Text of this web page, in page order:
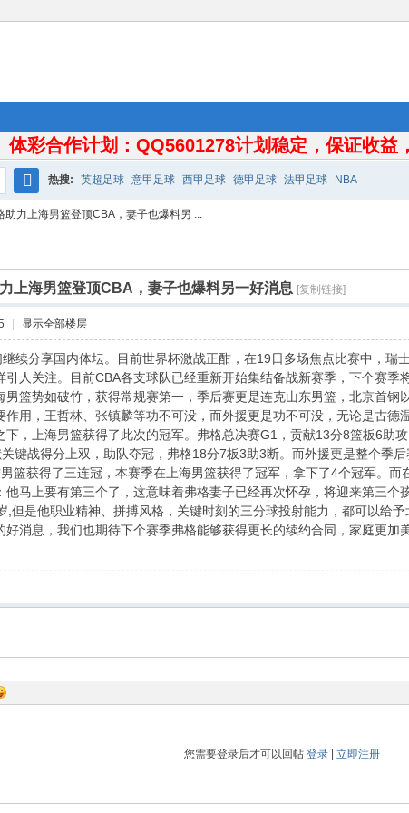
体彩合作计划：QQ5601278计划稳定，保证收益
搜
热搜: 英超足球 意甲足球 西甲足球 德甲足球 法甲足球 NBA
助力上海男篮登顶CBA，妻子也爆料另 ...
上海男篮登顶CBA，妻子也爆料另一好消息 [复制链接]
显示全部楼层
续分享国内体坛。目前世界杯激战正酣，在19日多场焦点比赛中，
引人关注。目前CBA各支球队已经重新开始集结备战新赛季，下个赛
男篮势如破竹，获得常规赛第一，季后赛更是连克山东男篮，北京首
作用，王哲林、张镇麟等功不可没，而外援更是功不可没，无论是古
下，上海男篮获得了此次的冠军。弗格总决赛G1，贡献13分8篮板6
键战得分上双，助队夺冠，弗格18分7板3助3断。而外援更是整个季
篮获得了三连冠，本赛季在上海男篮获得了冠军，拿下了4个冠军。
他马上要有第三个了，这意味着弗格妻子已经再次怀孕，将迎来第三
,但是他职业精神、拼搏风格，关键时刻的三分球投射能力，都可以给
好消息，我们也期待下个赛季弗格能够获得更长的续约合同，家庭更
您需要登录后才可以回帖登录 |立即注册